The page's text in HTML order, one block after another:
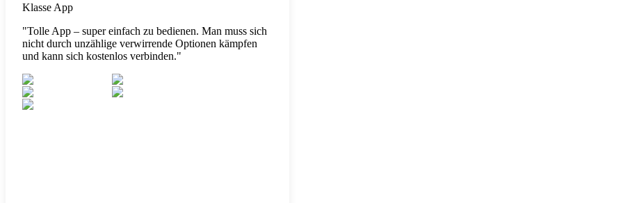
Klasse App
"Tolle App – super einfach zu bedienen. Man muss sich
nicht durch unzählige verwirrende Optionen kämpfen
und kann sich kostenlos verbinden."